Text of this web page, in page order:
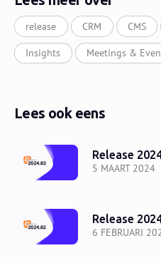
release CRM CMS
Insights Meetings &
Lees ook eens
5 MAART 2024
Release
6 FEBRUARI
Release